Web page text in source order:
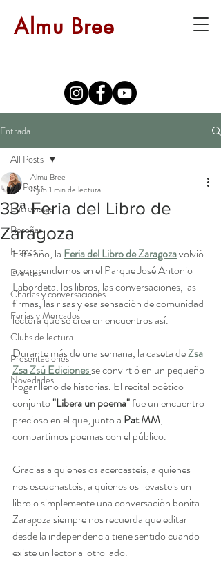
Almu Bree
Entrada
All Posts
Entrevistas
Reseñas
Firmas
Eventos
Charlas y conversaciones
Ferias y Mercados
Clubs de lectura
Presentaciones
Novedades
All Posts
33ª Feria del Libro de
Zaragoza
Almu Bree
8 jun 1 min de lectura
Este año, la Feria del Libro de Zaragoza volvió
a sorprendernos en el Parque José Antonio
Labordeta: los libros, las conversaciones, las
firmas, las risas y esa sensación de comunidad
lectora que se crea en encuentros así.
Durante más de una semana, la caseta de Zsa
Zsa Zsú Ediciones se convirtió en un pequeño
hogar lleno de historias. El recital poético
conjunto "Libera un poema" fue un encuentro
precioso en el que, junto a Pat MM,
compartimos poemas con el público.
Gracias a quienes os acercasteis, a quienes
nos escuchasteis, a quienes os llevasteis un
libro o simplemente una conversación bonita.
Zaragoza siempre nos recuerda que editar
desde la independencia tiene sentido cuando
existe un lector al otro lado.